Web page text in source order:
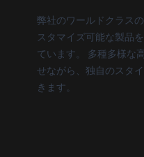
弊社のワールドクラス
スタマイズ可能な製品
ています。 多種多様な
せながら、独自のスタ
きます。